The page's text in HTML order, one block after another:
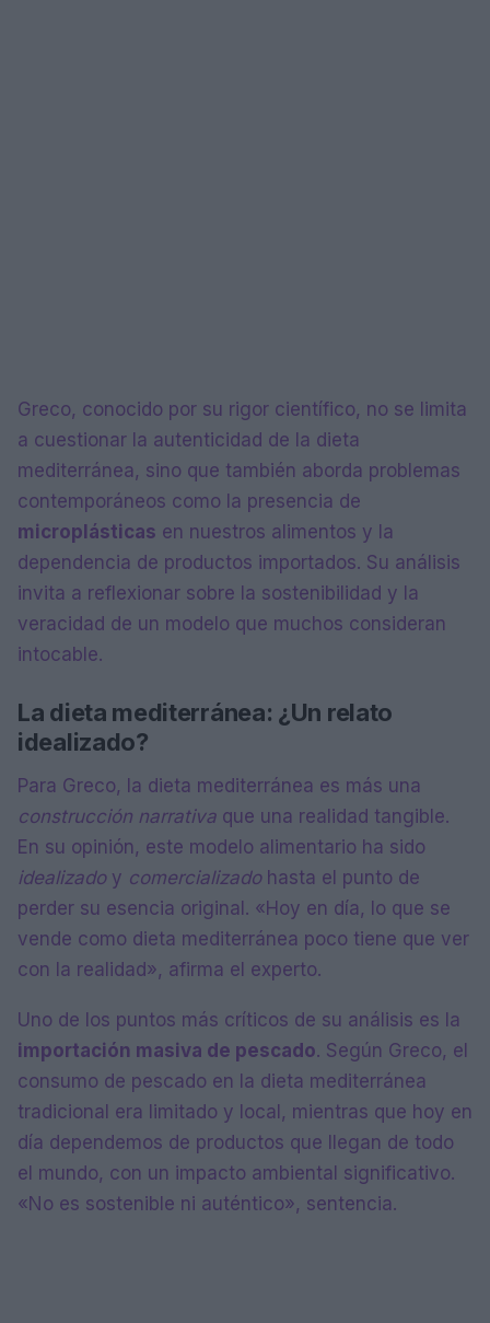
Greco, conocido por su rigor científico, no se limita
a cuestionar la autenticidad de la dieta
mediterránea, sino que también aborda problemas
contemporáneos como la presencia de
microplásticas en nuestros alimentos y la
dependencia de productos importados. Su análisis
invita a reflexionar sobre la sostenibilidad y la
veracidad de un modelo que muchos consideran
intocable.
La dieta mediterránea: ¿Un relato
idealizado?
Para Greco, la dieta mediterránea es más una
construcción narrativa que una realidad tangible.
En su opinión, este modelo alimentario ha sido
idealizadoy comercializadohasta el punto de
perder su esencia original. «Hoy en día, lo que se
vende como dieta mediterránea poco tiene que ver
con la realidad», afirma el experto.
Uno de los puntos más críticos de su análisis es la
importación masiva de pescado. Según Greco, el
consumo de pescado en la dieta mediterránea
tradicional era limitado y local, mientras que hoy en
día dependemos de productos que llegan de todo
el mundo, con un impacto ambiental significativo.
«No es sostenible ni auténtico», sentencia.